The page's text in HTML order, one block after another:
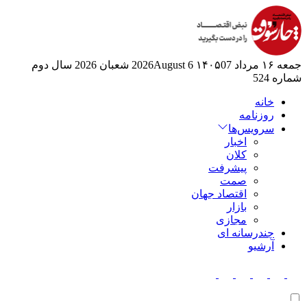
جمعه ۱۶ مرداد ۱۴۰۵ 07 2026August 6 شعبان 2026
سال دوم
شماره 524
خانه
روزنامه
سرویس‌ها
اخبار
کلان
پیشرفت
صمت
اقتصاد جهان
بازار
مجازی
چندرسانه ای
آرشیو